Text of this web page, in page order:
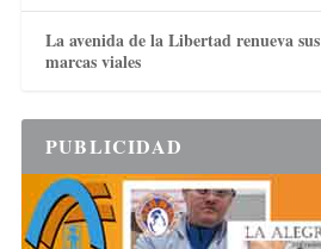
La avenida de la Libertad renueva
marcas viales
PUBLICIDAD